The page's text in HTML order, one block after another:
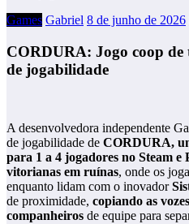
Games Gabriel 8 de junho de 2026
CORDURA: Jogo coop
de jogabilidade
A desenvolvedora independente
de jogabilidade de CORDURA,
para 1 a 4 jogadores no Steam e
vitorianas em ruínas, onde os
enquanto lidam com o inovador
de proximidade, copiando as
companheiros de equipe para